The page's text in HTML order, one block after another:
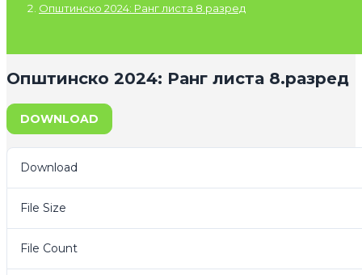
Општинско 2024: Ранг листа 8.разред
Општинско 2024: Ранг листа 8.разред
DOWNLOAD
Download
File Size
File Count